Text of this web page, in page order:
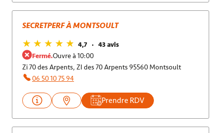
SECRETPERF À MONTSOULT
4,7
43 avis
Fermé.Ouvre à 10:00
Zi 70 des Arpents, ZI des 70 Arpents 95560 Montsoult
06 50 10 75 94
Prendre RDV